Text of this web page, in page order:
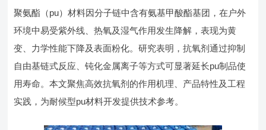
聚氨酯（pu）材料因分子链中含有氨基甲酸酯基团，在户外
环境中易受紫外线、热氧及湿气作用发生降解，表现为黄
变、力学性能下降及表面粉化。研究表明，抗氧剂通过抑制
自由基链式反应、钝化金属离子等方式可显著延长pu制品使
用寿命。本文聚焦高效抗氧剂的作用机理、产品特性及工程
实践，为耐候型pu材料开发提供技术参考。